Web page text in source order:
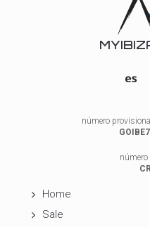
número
Home
Sale